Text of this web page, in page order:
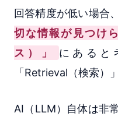
回答精度が低い場合
切な情報が見つけ
ス）」
にあると
「Retrieval（検索）
AI（LLM）自体は非